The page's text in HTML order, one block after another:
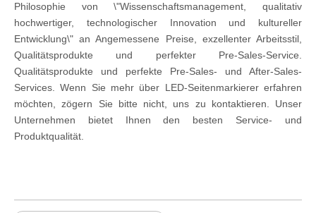
Philosophie von \"Wissenschaftsmanagement, qualitativ
hochwertiger, technologischer Innovation und kultureller
Entwicklung\" an Angemessene Preise, exzellenter Arbeitsstil,
Qualitätsprodukte und perfekter Pre-Sales-Service.
Qualitätsprodukte und perfekte Pre-Sales- und After-Sales-
Services. Wenn Sie mehr über LED-Seitenmarkierer erfahren
möchten, zögern Sie bitte nicht, uns zu kontaktieren. Unser
Unternehmen bietet Ihnen den besten Service- und
Produktqualität.